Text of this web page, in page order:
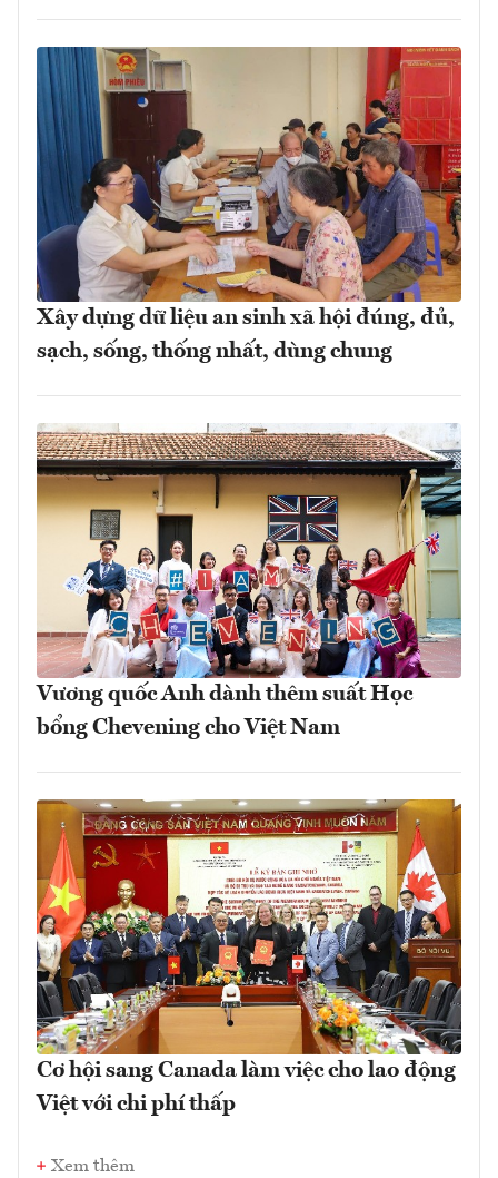
Xây dựng dữ liệu an sinh xã hội đúng, đủ,
sạch, sống, thống nhất, dùng chung
Vương quốc Anh dành thêm suất Học
bổng Chevening cho Việt Nam
Cơ hội sang Canada làm việc cho lao động
Việt với chi phí thấp
Xem thêm